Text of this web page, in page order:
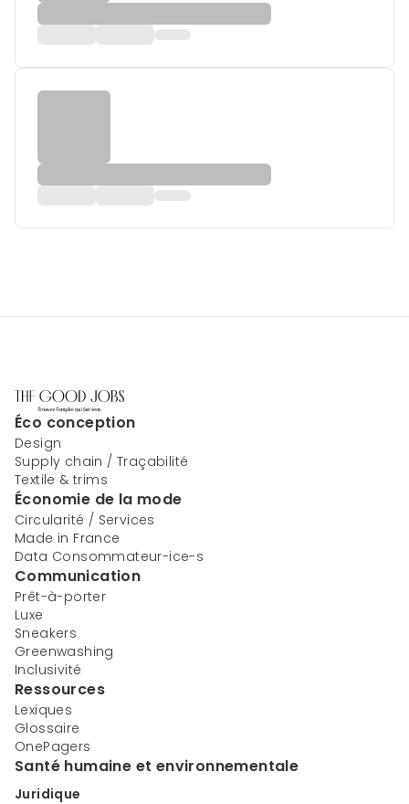
Éco conception
Design
Supply chain / Traçabilité
Textile & trims
Économie de la mode
Circularité / Services
Made in France
Data Consommateur-ice-s
Communication
Prêt-à-porter
Luxe
Sneakers
Greenwashing
Inclusivité
Ressources
Lexiques
Glossaire
OnePagers
Santé humaine et environnementale
Juridique